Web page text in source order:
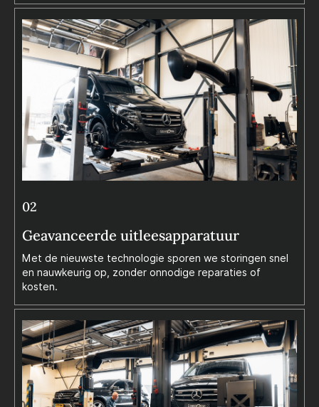
02
Geavanceerde uitleesapparatuur
Met de nieuwste technologie sporen we storingen snel
en nauwkeurig op, zonder onnodige reparaties of
kosten.